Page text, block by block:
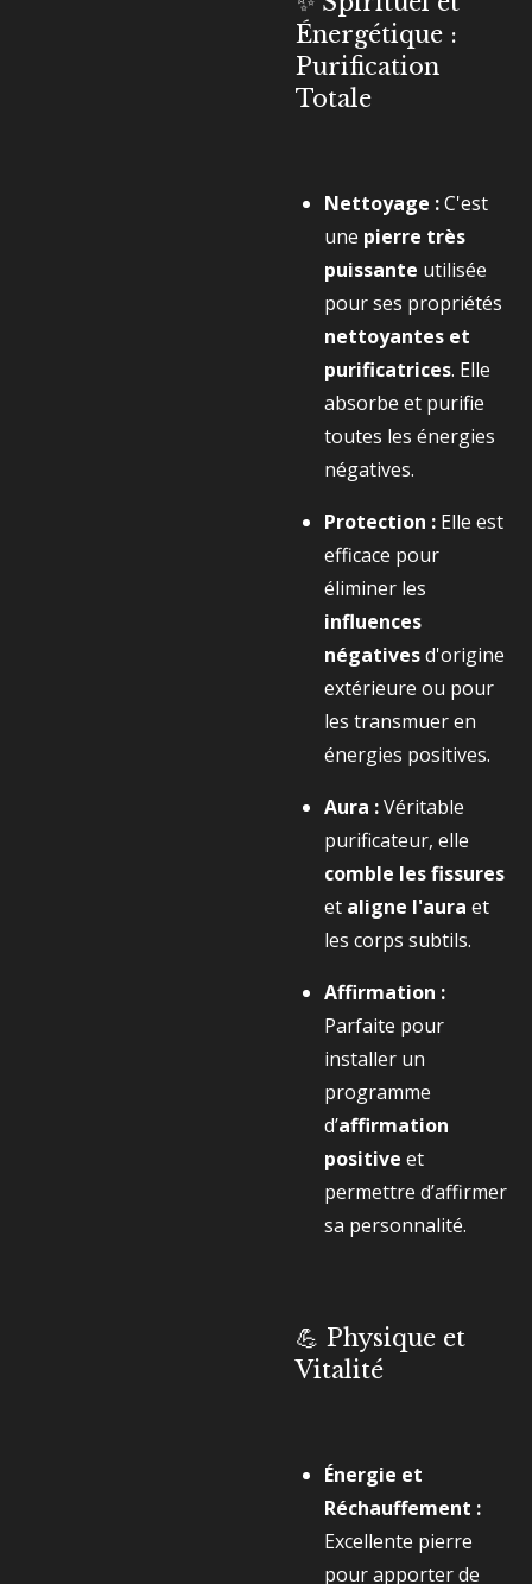
Énergétique :
Purification
Totale
Nettoyage :C'est
une pierre très
puissante utilisée
pour ses propriétés
nettoyantes et
purificatrices. Elle
absorbe et purifie
toutes les énergies
négatives.
Protection : Elle est
efficace pour
éliminer les
influences
négativesd'origine
extérieure ou pour
les transmuer en
énergies positives.
Aura :Véritable
purificateur, elle
comble les fissures
et aligne l'aura et
les corps subtils.
Affirmation :
Parfaite pour
installer un
programme
d’affirmation
positive et
permettre d’affirmer
sa personnalité.
💪 Physique et
Vitalité
Énergie et
Réchauffement :
Excellente pierre
pour apporter de